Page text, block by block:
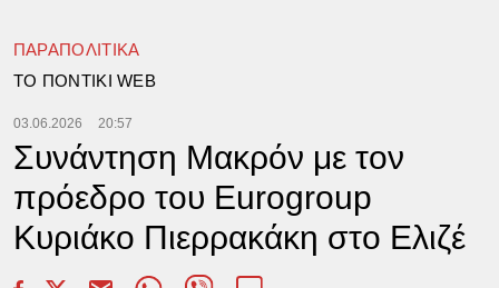
ΠΑΡΑΠΟΛΙΤΙΚΑ
TΟ ΠΟΝΤΙΚΙ WEB
03.06.2026 20:57
Συνάντηση Μακρόν με τον
πρόεδρο του Eurogroup
Κυριάκο Πιερρακάκη στο Ελιζέ